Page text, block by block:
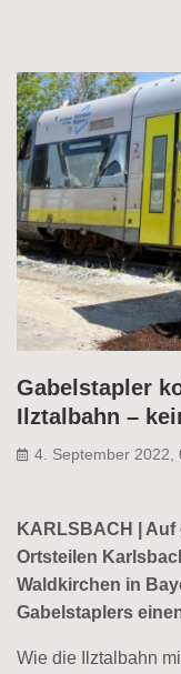
Gabelstapler
Ilztalbahn –
4. September 2022,
KARLSBACH |
Ortsteilen
Waldkirchen in
Gabelstaplers
Wie die Ilztalbahn